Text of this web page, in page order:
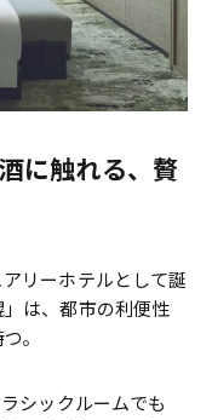
に触れる、贅
リーホテルとして誕
は、都市の利便性
。
シックルームでも